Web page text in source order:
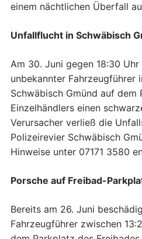
einem nächtlichen Überfall
Unfallflucht in Schwäbisch
Am 30. Juni gegen 18:30
unbekannter Fahrzeugführer
Schwäbisch Gmünd auf dem
Einzelhändlers einen
Verursacher verließ die
Polizeirevier Schwäbisch
Hinweise unter 07171 3580
Porsche auf Freibad-
Bereits am 26. Juni
Fahrzeugführer zwischen